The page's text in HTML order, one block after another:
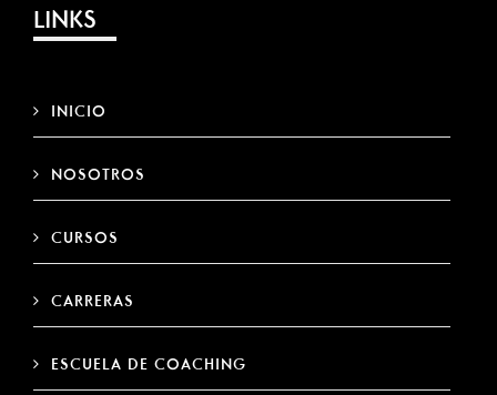
LINKS
INICIO
NOSOTROS
CURSOS
CARRERAS
ESCUELA DE COACHING